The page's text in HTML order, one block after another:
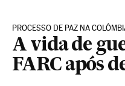
PROCESSO DE PAZ NA
A vida de
FARC após